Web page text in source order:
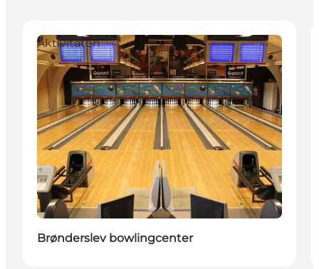
Aktivitäten
Brønderslev bowlingcenter